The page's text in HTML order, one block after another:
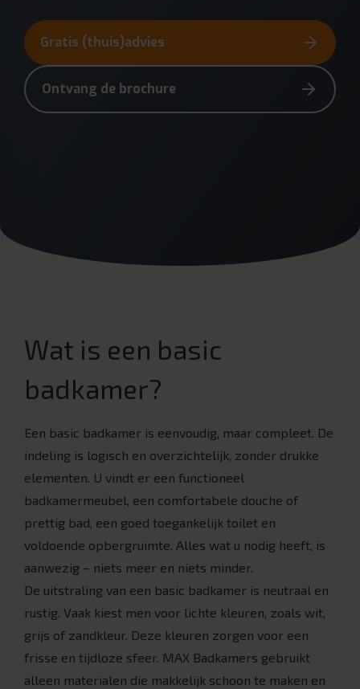
Gratis (thuis)advies
Ontvang de brochure
Wat is een basic
badkamer?
Een basic badkamer is eenvoudig, maar compleet. De
indeling is logisch en overzichtelijk, zonder drukke
elementen. U vindt er een functioneel
badkamermeubel, een comfortabele douche of
prettig bad, een goed toegankelijk toilet en
voldoende opbergruimte. Alles wat u nodig heeft, is
aanwezig – niets meer en niets minder.
De uitstraling van een basic badkamer is neutraal en
rustig. Vaak kiest men voor lichte kleuren, zoals wit,
grijs of zandkleur. Deze kleuren zorgen voor een
frisse en tijdloze sfeer. MAX Badkamers gebruikt
alleen materialen die makkelijk schoon te maken en